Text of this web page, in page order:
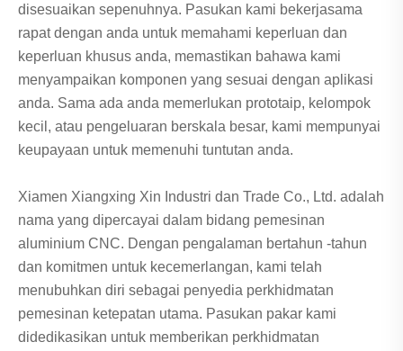
disesuaikan sepenuhnya. Pasukan kami bekerjasama
rapat dengan anda untuk memahami keperluan dan
keperluan khusus anda, memastikan bahawa kami
menyampaikan komponen yang sesuai dengan aplikasi
anda. Sama ada anda memerlukan prototaip, kelompok
kecil, atau pengeluaran berskala besar, kami mempunyai
keupayaan untuk memenuhi tuntutan anda.
Xiamen Xiangxing Xin Industri dan Trade Co., Ltd. adalah
nama yang dipercayai dalam bidang pemesinan
aluminium CNC. Dengan pengalaman bertahun -tahun
dan komitmen untuk kecemerlangan, kami telah
menubuhkan diri sebagai penyedia perkhidmatan
pemesinan ketepatan utama. Pasukan pakar kami
didedikasikan untuk memberikan perkhidmatan